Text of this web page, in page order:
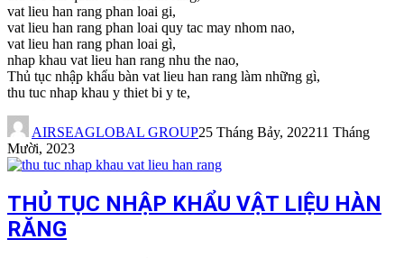
vat lieu han rang phan loai gi,
vat lieu han rang phan loai quy tac may nhom nao,
vat lieu han rang phan loai gì,
nhap khau vat lieu han rang nhu the nao,
Thủ tục nhập khẩu bàn vat lieu han rang làm những gì,
thu tuc nhap khau y thiet bi y te,
AIRSEAGLOBAL GROUP25 Tháng Bảy, 202211 Tháng
Mười, 2023
THỦ TỤC NHẬP KHẨU VẬT LIỆU HÀN
RĂNG